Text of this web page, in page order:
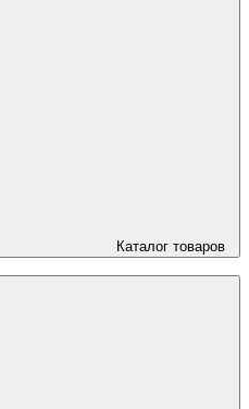
Каталог товаров